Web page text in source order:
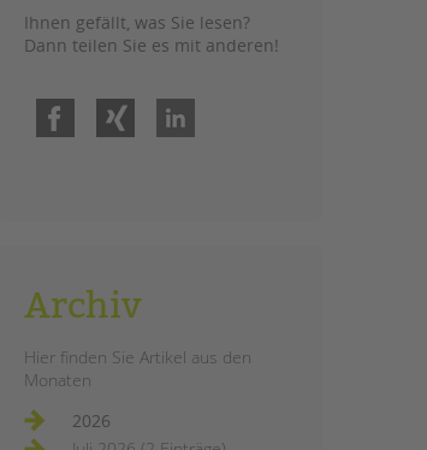
Ihnen gefällt, was Sie lesen?
Dann teilen Sie es mit anderen!
Facebook
Archiv
Hier finden Sie Artikel aus den
Monaten
2026